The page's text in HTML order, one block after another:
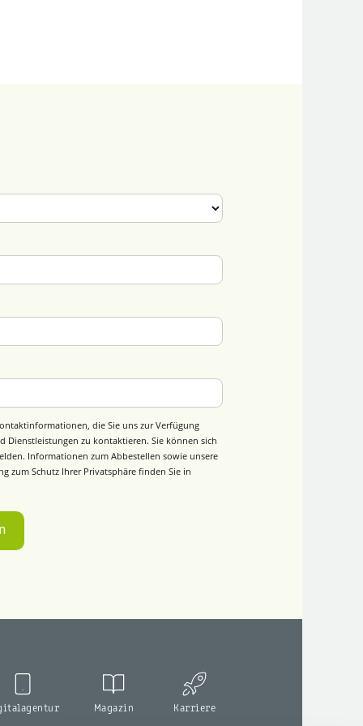
die Sie uns zur Verfügung
Dienstleistungen zu kontaktieren. Sie können sich
Informationen zum Abbestellen sowie unsere
zum Schutz Ihrer Privatsphäre finden Sie in
Magazin Karriere